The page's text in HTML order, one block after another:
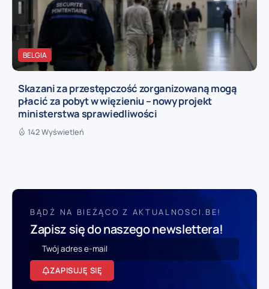
BELGIA
Skazani za przestępczość zorganizowaną mogą
płacić za pobyt w więzieniu – nowy projekt
ministerstwa sprawiedliwości
142 Wyświetleń
BĄDŹ NA BIEŻĄCO Z AKTUALNOSCI.BE!
Zapisz się do naszego newslettera!
ZAPISUJĘ SIĘ